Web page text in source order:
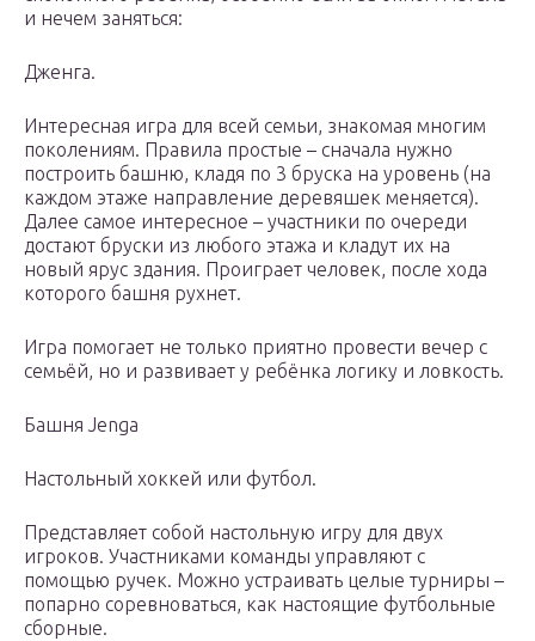
и нечем заняться:
Дженга.
Интересная игра для всей семьи, знакомая многим
поколениям. Правила простые – сначала нужно
построить башню, кладя по 3 бруска на уровень (на
каждом этаже направление деревяшек меняется).
Далее самое интересное – участники по очереди
достают бруски из любого этажа и кладут их на
новый ярус здания. Проиграет человек, после хода
которого башня рухнет.
Игра помогает не только приятно провести вечер с
семьёй, но и развивает у ребёнка логику и ловкость.
Башня Jenga
Настольный хоккей или футбол.
Представляет собой настольную игру для двух
игроков. Участниками команды управляют с
помощью ручек. Можно устраивать целые турниры –
попарно соревноваться, как настоящие футбольные
сборные.